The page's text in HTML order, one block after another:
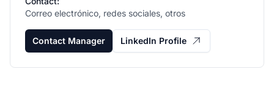
Correo electrónico, redes sociales, otros
Contact Manager LinkedIn Profile